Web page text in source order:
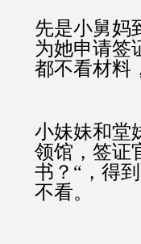
先是小舅妈
为她申请签
都不看材料
小妹妹和堂
领馆，签证
书？“，得
不看。